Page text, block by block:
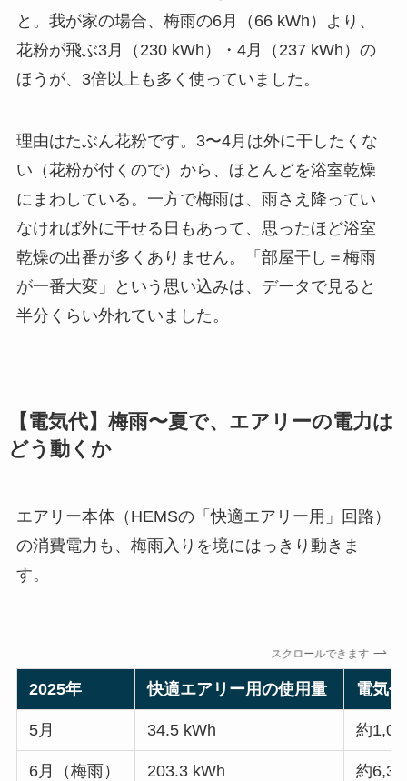
と。我が家の場合、梅雨の6月（66 kWh）より、
花粉が飛ぶ3月（230 kWh）・4月（237 kWh）の
ほうが、3倍以上も多く使っていました。
理由はたぶん花粉です。3〜4月は外に干したくな
い（花粉が付くので）から、ほとんどを浴室乾燥
にまわしている。一方で梅雨は、雨さえ降ってい
なければ外に干せる日もあって、思ったほど浴室
乾燥の出番が多くありません。「部屋干し＝梅雨
が一番大変」という思い込みは、データで見ると
半分くらい外れていました。
【電気代】梅雨〜夏で、エアリーの電力は
どう動くか
エアリー本体（HEMSの「快適エアリー用」回路）
の消費電力も、梅雨入りを境にはっきり動きま
す。
スクロールできます
2025年 快適エアリー用の使用量 電気
5月 34.5 kWh 約
6月（梅雨） 203.3 kWh 約